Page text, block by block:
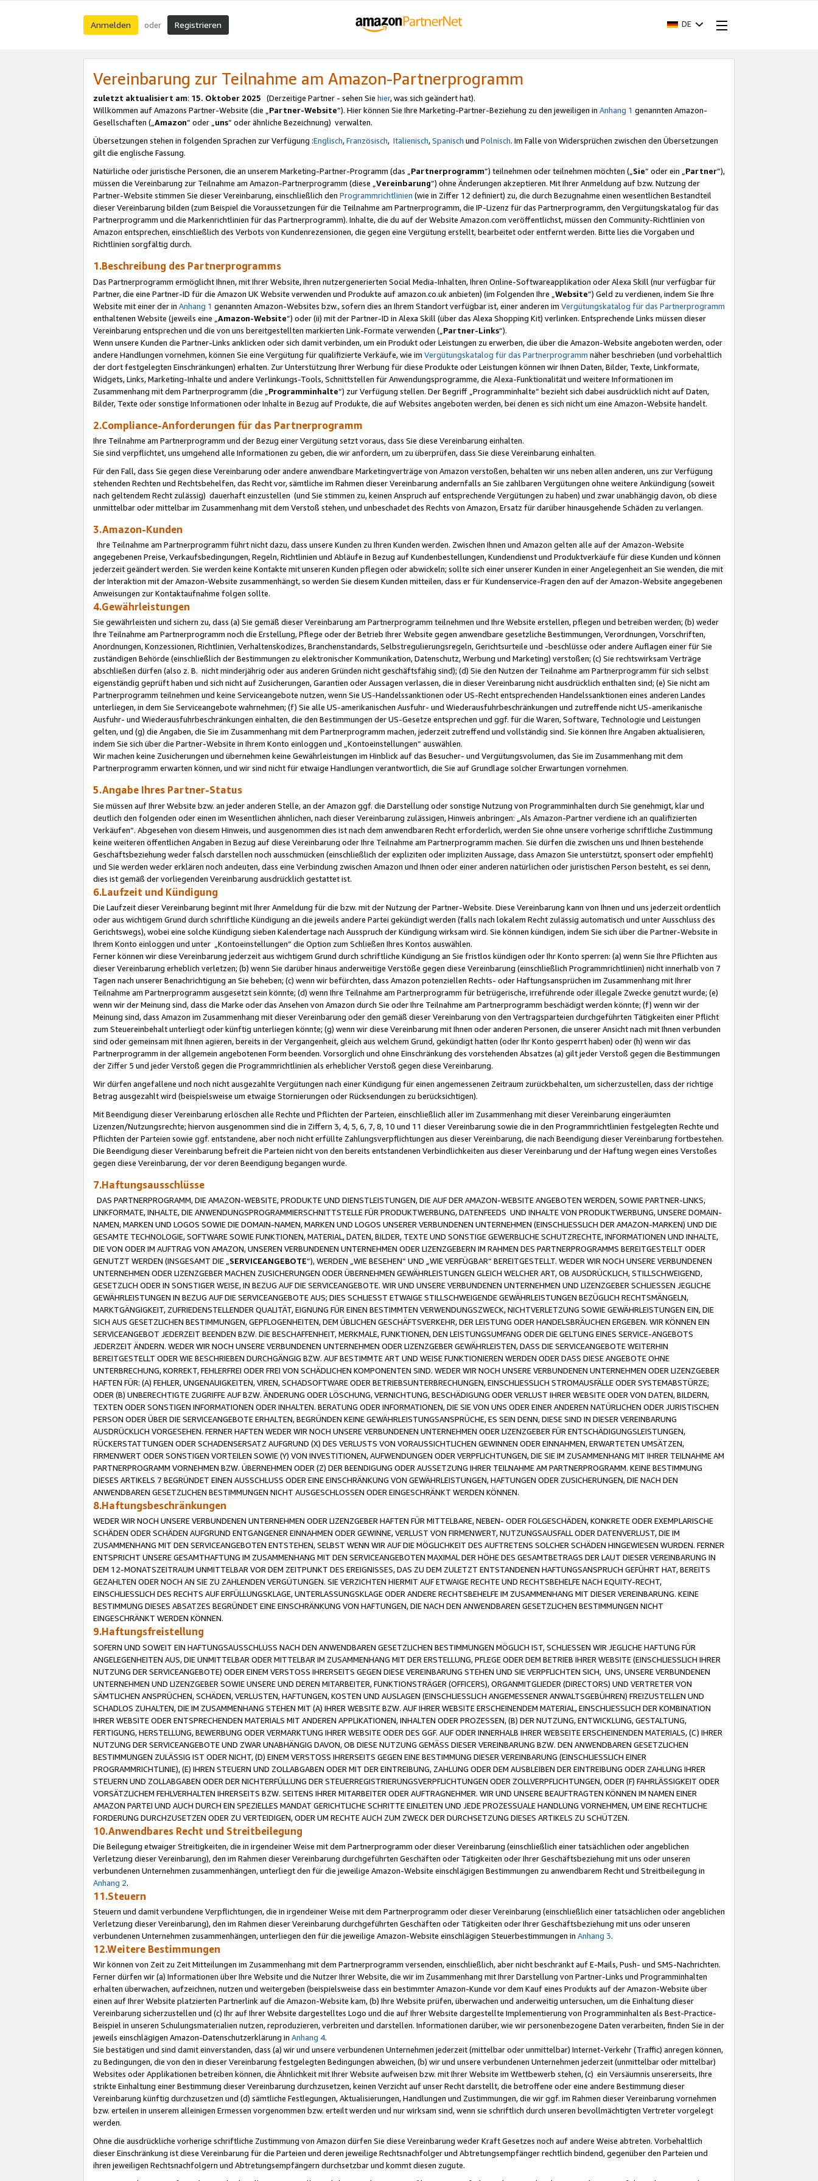
Anmelden oder Registrieren DE
Vereinbarung zur Teilnahme am Amazon-Partnerprogramm
zuletzt aktualisiert am: 15. Oktober 2025 (Derzeitige Partner - sehen Sie hier, was sich geändert hat).
Willkommen auf Amazons Partner-Website (die „Partner-Website“). Hier können Sie Ihre Marketing-Partner-Beziehung zu den jeweiligen in Anhang 1 genannten Amazon-
Gesellschaften („Amazon“ oder „uns“ oder ähnliche Bezeichnung) verwalten.
Übersetzungen stehen in folgenden Sprachen zur Verfügung :Englisch,Französisch, Italienisch,Spanisch und Polnisch. Im Falle von Widersprüchen zwischen den Übersetzungen
gilt die englische Fassung.
Natürliche oder juristische Personen, die an unserem Marketing-Partner-Programm (das „Partnerprogramm“) teilnehmen oder teilnehmen möchten („Sie“ oder ein „Partner“),
müssen die Vereinbarung zur Teilnahme am Amazon-Partnerprogramm (diese „Vereinbarung“) ohne Änderungen akzeptieren. Mit Ihrer Anmeldung auf bzw. Nutzung der
Partner-Website stimmen Sie dieser Vereinbarung, einschließlich den Programmrichtlinien (wie in Ziffer 12 definiert) zu, die durch Bezugnahme einen wesentlichen Bestandteil
dieser Vereinbarung bilden (zum Beispiel die Voraussetzungen für die Teilnahme am Partnerprogramm, die IP-Lizenz für das Partnerprogramm, den Vergütungskatalog für das
Partnerprogramm und die Markenrichtlinien für das Partnerprogramm). Inhalte, die du auf der Website Amazon.com veröffentlichst, müssen den Community-Richtlinien von
Amazon entsprechen, einschließlich des Verbots von Kundenrezensionen, die gegen eine Vergütung erstellt, bearbeitet oder entfernt werden. Bitte lies die Vorgaben und
Richtlinien sorgfältig durch.
1.Beschreibung des Partnerprogramms
Das Partnerprogramm ermöglicht Ihnen, mit Ihrer Website, Ihren nutzergenerierten Social Media-Inhalten, Ihren Online-Softwareapplikation oder Alexa Skill (nur verfügbar für
Partner, die eine Partner-ID für die Amazon UK Website verwenden und Produkte auf amazon.co.uk anbieten) (im Folgenden Ihre „ Website“) Geld zu verdienen, indem Sie Ihre
Website mit einer der in Anhang 1 genannten Amazon-Websites bzw., sofern dies an Ihrem Standort verfügbar ist, einer anderen im Vergütungskatalog für das Partnerprogramm
enthaltenen Website (jeweils eine „ Amazon-Website“) oder (ii) mit der Partner-ID in Alexa Skill (über das Alexa Shopping Kit) verlinken. Entsprechende Links müssen dieser
Vereinbarung entsprechen und die von uns bereitgestellten markierten Link-Formate verwenden („ Partner-Links“).
Wenn unsere Kunden die Partner-Links anklicken oder sich damit verbinden, um ein Produkt oder Leistungen zu erwerben, die über die Amazon-Website angeboten werden, oder
andere Handlungen vornehmen, können Sie eine Vergütung für qualifizierte Verkäufe, wie im Vergütungskatalog für das Partnerprogramm näher beschrieben (und vorbehaltlich
der dort festgelegten Einschränkungen) erhalten. Zur Unterstützung Ihrer Werbung für diese Produkte oder Leistungen können wir Ihnen Daten, Bilder, Texte, Linkformate,
Widgets, Links, Marketing-Inhalte und andere Verlinkungs-Tools, Schnittstellen für Anwendungsprogramme, die Alexa-Funktionalität und weitere Informationen im
Zusammenhang mit dem Partnerprogramm (die „ Programminhalte“) zur Verfügung stellen. Der Begriff „Programminhalte“ bezieht sich dabei ausdrücklich nicht auf Daten,
Bilder, Texte oder sonstige Informationen oder Inhalte in Bezug auf Produkte, die auf Websites angeboten werden, bei denen es sich nicht um eine Amazon-Website handelt.
2.Compliance-Anforderungen für das Partnerprogramm
Ihre Teilnahme am Partnerprogramm und der Bezug einer Vergütung setzt voraus, dass Sie diese Vereinbarung einhalten.
Sie sind verpflichtet, uns umgehend alle Informationen zu geben, die wir anfordern, um zu überprüfen, dass Sie diese Vereinbarung einhalten.
Für den Fall, dass Sie gegen diese Vereinbarung oder andere anwendbare Marketingverträge von Amazon verstoßen, behalten wir uns neben allen anderen, uns zur Verfügung
stehenden Rechten und Rechtsbehelfen, das Recht vor, sämtliche im Rahmen dieser Vereinbarung andernfalls an Sie zahlbaren Vergütungen ohne weitere Ankündigung (soweit
nach geltendem Recht zulässig) dauerhaft einzustellen (und Sie stimmen zu, keinen Anspruch auf entsprechende Vergütungen zu haben) und zwar unabhängig davon, ob diese
unmittelbar oder mittelbar im Zusammenhang mit dem Verstoß stehen, und unbeschadet des Rechts von Amazon, Ersatz für darüber hinausgehende Schäden zu verlangen.
3.Amazon-Kunden
Ihre Teilnahme am Partnerprogramm führt nicht dazu, dass unsere Kunden zu Ihren Kunden werden. Zwischen Ihnen und Amazon gelten alle auf der Amazon-Website
angegebenen Preise, Verkaufsbedingungen, Regeln, Richtlinien und Abläufe in Bezug auf Kundenbestellungen, Kundendienst und Produktverkäufe für diese Kunden und können
jederzeit geändert werden. Sie werden keine Kontakte mit unseren Kunden pflegen oder abwickeln; sollte sich einer unserer Kunden in einer Angelegenheit an Sie wenden, die mit
der Interaktion mit der Amazon-Website zusammenhängt, so werden Sie diesem Kunden mitteilen, dass er für Kundenservice-Fragen den auf der Amazon-Website angegebenen
Anweisungen zur Kontaktaufnahme folgen sollte.
4.Gewährleistungen
Sie gewährleisten und sichern zu, dass (a) Sie gemäß dieser Vereinbarung am Partnerprogramm teilnehmen und Ihre Website erstellen, pflegen und betreiben werden; (b) weder
Ihre Teilnahme am Partnerprogramm noch die Erstellung, Pflege oder der Betrieb Ihrer Website gegen anwendbare gesetzliche Bestimmungen, Verordnungen, Vorschriften,
Anordnungen, Konzessionen, Richtlinien, Verhaltenskodizes, Branchenstandards, Selbstregulierungsregeln, Gerichtsurteile und -beschlüsse oder andere Auflagen einer für Sie
zuständigen Behörde (einschließlich der Bestimmungen zu elektronischer Kommunikation, Datenschutz, Werbung und Marketing) verstoßen; (c) Sie rechtswirksam Verträge
abschließen dürfen (also z. B. nicht minderjährig oder aus anderen Gründen nicht geschäftsfähig sind); (d) Sie den Nutzen der Teilnahme am Partnerprogramm für sich selbst
eigenständig geprüft haben und sich nicht auf Zusicherungen, Garantien oder Aussagen verlassen, die in dieser Vereinbarung nicht ausdrücklich enthalten sind; (e) Sie nicht am
Partnerprogramm teilnehmen und keine Serviceangebote nutzen, wenn Sie US-Handelssanktionen oder US-Recht entsprechenden Handelssanktionen eines anderen Landes
unterliegen, in dem Sie Serviceangebote wahrnehmen; (f) Sie alle US-amerikanischen Ausfuhr- und Wiederausfuhrbeschränkungen und zutreffende nicht US-amerikanische
Ausfuhr- und Wiederausfuhrbeschränkungen einhalten, die den Bestimmungen der US-Gesetze entsprechen und ggf. für die Waren, Software, Technologie und Leistungen
gelten, und (g) die Angaben, die Sie im Zusammenhang mit dem Partnerprogramm machen, jederzeit zutreffend und vollständig sind. Sie können Ihre Angaben aktualisieren,
indem Sie sich über die Partner-Website in Ihrem Konto einloggen und „Kontoeinstellungen“ auswählen.
Wir machen keine Zusicherungen und übernehmen keine Gewährleistungen im Hinblick auf das Besucher- und Vergütungsvolumen, das Sie im Zusammenhang mit dem
Partnerprogramm erwarten können, und wir sind nicht für etwaige Handlungen verantwortlich, die Sie auf Grundlage solcher Erwartungen vornehmen.
5.Angabe Ihres Partner-Status
Sie müssen auf Ihrer Website bzw. an jeder anderen Stelle, an der Amazon ggf. die Darstellung oder sonstige Nutzung von Programminhalten durch Sie genehmigt, klar und
deutlich den folgenden oder einen im Wesentlichen ähnlichen, nach dieser Vereinbarung zulässigen, Hinweis anbringen: „Als Amazon-Partner verdiene ich an qualifizierten
Verkäufen“. Abgesehen von diesem Hinweis, und ausgenommen dies ist nach dem anwendbaren Recht erforderlich, werden Sie ohne unsere vorherige schriftliche Zustimmung
keine weiteren öffentlichen Angaben in Bezug auf diese Vereinbarung oder Ihre Teilnahme am Partnerprogramm machen. Sie dürfen die zwischen uns und Ihnen bestehende
Geschäftsbeziehung weder falsch darstellen noch ausschmücken (einschließlich der expliziten oder impliziten Aussage, dass Amazon Sie unterstützt, sponsert oder empfiehlt)
und Sie werden weder erklären noch andeuten, dass eine Verbindung zwischen Amazon und Ihnen oder einer anderen natürlichen oder juristischen Person besteht, es sei denn,
dies ist gemäß der vorliegenden Vereinbarung ausdrücklich gestattet ist.
6.Laufzeit und Kündigung
Die Laufzeit dieser Vereinbarung beginnt mit Ihrer Anmeldung für die bzw. mit der Nutzung der Partner-Website. Diese Vereinbarung kann von Ihnen und uns jederzeit ordentlich
oder aus wichtigem Grund durch schriftliche Kündigung an die jeweils andere Partei gekündigt werden (falls nach lokalem Recht zulässig automatisch und unter Ausschluss des
Gerichtswegs), wobei eine solche Kündigung sieben Kalendertage nach Ausspruch der Kündigung wirksam wird. Sie können kündigen, indem Sie sich über die Partner-Website in
Ihrem Konto einloggen und unter „Kontoeinstellungen“ die Option zum Schließen Ihres Kontos auswählen.
Ferner können wir diese Vereinbarung jederzeit aus wichtigem Grund durch schriftliche Kündigung an Sie fristlos kündigen oder Ihr Konto sperren: (a) wenn Sie Ihre Pflichten aus
dieser Vereinbarung erheblich verletzen; (b) wenn Sie darüber hinaus anderweitige Verstöße gegen diese Vereinbarung (einschließlich Programmrichtlinien) nicht innerhalb von 7
Tagen nach unserer Benachrichtigung an Sie beheben; (c) wenn wir befürchten, dass Amazon potenziellen Rechts- oder Haftungsansprüchen im Zusammenhang mit Ihrer
Teilnahme am Partnerprogramm ausgesetzt sein könnte; (d) wenn Ihre Teilnahme am Partnerprogramm für betrügerische, irreführende oder illegale Zwecke genutzt wurde; (e)
wenn wir der Meinung sind, dass die Marke oder das Ansehen von Amazon durch Sie oder Ihre Teilnahme am Partnerprogramm beschädigt werden könnte; (f) wenn wir der
Meinung sind, dass Amazon im Zusammenhang mit dieser Vereinbarung oder den gemäß dieser Vereinbarung von den Vertragsparteien durchgeführten Tätigkeiten einer Pflicht
zum Steuereinbehalt unterliegt oder künftig unterliegen könnte; (g) wenn wir diese Vereinbarung mit Ihnen oder anderen Personen, die unserer Ansicht nach mit Ihnen verbunden
sind oder gemeinsam mit Ihnen agieren, bereits in der Vergangenheit, gleich aus welchem Grund, gekündigt hatten (oder Ihr Konto gesperrt haben) oder (h) wenn wir das
Partnerprogramm in der allgemein angebotenen Form beenden. Vorsorglich und ohne Einschränkung des vorstehenden Absatzes (a) gilt jeder Verstoß gegen die Bestimmungen
der Ziffer 5 und jeder Verstoß gegen die Programmrichtlinien als erheblicher Verstoß gegen diese Vereinbarung.
Wir dürfen angefallene und noch nicht ausgezahlte Vergütungen nach einer Kündigung für einen angemessenen Zeitraum zurückbehalten, um sicherzustellen, dass der richtige
Betrag ausgezahlt wird (beispielsweise um etwaige Stornierungen oder Rücksendungen zu berücksichtigen).
Mit Beendigung dieser Vereinbarung erlöschen alle Rechte und Pflichten der Parteien, einschließlich aller im Zusammenhang mit dieser Vereinbarung eingeräumten
Lizenzen/Nutzungsrechte; hiervon ausgenommen sind die in Ziffern 3, 4, 5, 6, 7, 8, 10 und 11 dieser Vereinbarung sowie die in den Programmrichtlinien festgelegten Rechte und
Pflichten der Parteien sowie ggf. entstandene, aber noch nicht erfüllte Zahlungsverpflichtungen aus dieser Vereinbarung, die nach Beendigung dieser Vereinbarung fortbestehen.
Die Beendigung dieser Vereinbarung befreit die Parteien nicht von den bereits entstandenen Verbindlichkeiten aus dieser Vereinbarung und der Haftung wegen eines Verstoßes
gegen diese Vereinbarung, der vor deren Beendigung begangen wurde.
7.Haftungsausschlüsse
DAS PARTNERPROGRAMM, DIE AMAZON-WEBSITE, PRODUKTE UND DIENSTLEISTUNGEN, DIE AUF DER AMAZON-WEBSITE ANGEBOTEN WERDEN, SOWIE PARTNER-LINKS,
LINKFORMATE, INHALTE, DIE ANWENDUNGSPROGRAMMIERSCHNITTSTELLE FÜR PRODUKTWERBUNG, DATENFEEDS UND INHALTE VON PRODUKTWERBUNG, UNSERE DOMAIN-
NAMEN, MARKEN UND LOGOS SOWIE DIE DOMAIN-NAMEN, MARKEN UND LOGOS UNSERER VERBUNDENEN UNTERNEHMEN (EINSCHLIESSLICH DER AMAZON-MARKEN) UND DIE
GESAMTE TECHNOLOGIE, SOFTWARE SOWIE FUNKTIONEN, MATERIAL, DATEN, BILDER, TEXTE UND SONSTIGE GEWERBLICHE SCHUTZRECHTE, INFORMATIONEN UND INHALTE,
DIE VON ODER IM AUFTRAG VON AMAZON, UNSEREN VERBUNDENEN UNTERNEHMEN ODER LIZENZGEBERN IM RAHMEN DES PARTNERPROGRAMMS BEREITGESTELLT ODER
GENUTZT WERDEN (INSGESAMT DIE „ SERVICEANGEBOTE“), WERDEN „WIE BESEHEN“ UND „WIE VERFÜGBAR“ BEREITGESTELLT. WEDER WIR NOCH UNSERE VERBUNDENEN
UNTERNEHMEN ODER LIZENZGEBER MACHEN ZUSICHERUNGEN ODER ÜBERNEHMEN GEWÄHRLEISTUNGEN GLEICH WELCHER ART, OB AUSDRÜCKLICH, STILLSCHWEIGEND,
GESETZLICH ODER IN SONSTIGER WEISE, IN BEZUG AUF DIE SERVICEANGEBOTE. WIR UND UNSERE VERBUNDENEN UNTERNEHMEN UND LIZENZGEBER SCHLIESSEN JEGLICHE
GEWÄHRLEISTUNGEN IN BEZUG AUF DIE SERVICEANGEBOTE AUS; DIES SCHLIESST ETWAIGE STILLSCHWEIGENDE GEWÄHRLEISTUNGEN BEZÜGLICH RECHTSMÄNGELN,
MARKTGÄNGIGKEIT, ZUFRIEDENSTELLENDER QUALITÄT, EIGNUNG FÜR EINEN BESTIMMTEN VERWENDUNGSZWECK, NICHTVERLETZUNG SOWIE GEWÄHRLEISTUNGEN EIN, DIE
SICH AUS GESETZLICHEN BESTIMMUNGEN, GEPFLOGENHEITEN, DEM ÜBLICHEN GESCHÄFTSVERKEHR, DER LEISTUNG ODER HANDELSBRÄUCHEN ERGEBEN. WIR KÖNNEN EIN
SERVICEANGEBOT JEDERZEIT BEENDEN BZW. DIE BESCHAFFENHEIT, MERKMALE, FUNKTIONEN, DEN LEISTUNGSUMFANG ODER DIE GELTUNG EINES SERVICE-ANGEBOTS
JEDERZEIT ÄNDERN. WEDER WIR NOCH UNSERE VERBUNDENEN UNTERNEHMEN ODER LIZENZGEBER GEWÄHRLEISTEN, DASS DIE SERVICEANGEBOTE WEITERHIN
BEREITGESTELLT ODER WIE BESCHRIEBEN DURCHGÄNGIG BZW. AUF BESTIMMTE ART UND WEISE FUNKTIONIEREN WERDEN ODER DASS DIESE ANGEBOTE OHNE
UNTERBRECHUNG, KORREKT, FEHLERFREI ODER FREI VON SCHÄDLICHEN KOMPONENTEN SIND. WEDER WIR NOCH UNSERE VERBUNDENEN UNTERNEHMEN ODER LIZENZGEBER
HAFTEN FÜR: (A) FEHLER, UNGENAUIGKEITEN, VIREN, SCHADSOFTWARE ODER BETRIEBSUNTERBRECHUNGEN, EINSCHLIESSLICH STROMAUSFÄLLE ODER SYSTEMABSTÜRZE;
ODER (B) UNBERECHTIGTE ZUGRIFFE AUF BZW. ÄNDERUNG ODER LÖSCHUNG, VERNICHTUNG, BESCHÄDIGUNG ODER VERLUST IHRER WEBSITE ODER VON DATEN, BILDERN,
TEXTEN ODER SONSTIGEN INFORMATIONEN ODER INHALTEN. BERATUNG ODER INFORMATIONEN, DIE SIE VON UNS ODER EINER ANDEREN NATÜRLICHEN ODER JURISTISCHEN
PERSON ODER ÜBER DIE SERVICEANGEBOTE ERHALTEN, BEGRÜNDEN KEINE GEWÄHRLEISTUNGSANSPRÜCHE, ES SEIN DENN, DIESE SIND IN DIESER VEREINBARUNG
AUSDRÜCKLICH VORGESEHEN. FERNER HAFTEN WEDER WIR NOCH UNSERE VERBUNDENEN UNTERNEHMEN ODER LIZENZGEBER FÜR ENTSCHÄDIGUNGSLEISTUNGEN,
RÜCKERSTATTUNGEN ODER SCHADENSERSATZ AUFGRUND (X) DES VERLUSTS VON VORAUSSICHTLICHEN GEWINNEN ODER EINNAHMEN, ERWARTETEN UMSÄTZEN,
FIRMENWERT ODER SONSTIGEN VORTEILEN SOWIE (Y) VON INVESTITIONEN, AUFWENDUNGEN ODER VERPFLICHTUNGEN, DIE SIE IM ZUSAMMENHANG MIT IHRER TEILNAHME AM
PARTNERPROGRAMM VORNEHMEN BZW. ÜBERNEHMEN ODER (Z) DER BEENDIGUNG ODER AUSSETZUNG IHRER TEILNAHME AM PARTNERPROGRAMM. KEINE BESTIMMUNG
DIESES ARTIKELS 7 BEGRÜNDET EINEN AUSSCHLUSS ODER EINE EINSCHRÄNKUNG VON GEWÄHRLEISTUNGEN, HAFTUNGEN ODER ZUSICHERUNGEN, DIE NACH DEN
ANWENDBAREN GESETZLICHEN BESTIMMUNGEN NICHT AUSGESCHLOSSEN ODER EINGESCHRÄNKT WERDEN KÖNNEN.
8.Haftungsbeschränkungen
WEDER WIR NOCH UNSERE VERBUNDENEN UNTERNEHMEN ODER LIZENZGEBER HAFTEN FÜR MITTELBARE, NEBEN- ODER FOLGESCHÄDEN, KONKRETE ODER EXEMPLARISCHE
SCHÄDEN ODER SCHÄDEN AUFGRUND ENTGANGENER EINNAHMEN ODER GEWINNE, VERLUST VON FIRMENWERT, NUTZUNGSAUSFALL ODER DATENVERLUST, DIE IM
ZUSAMMENHANG MIT DEN SERVICEANGEBOTEN ENTSTEHEN, SELBST WENN WIR AUF DIE MÖGLICHKEIT DES AUFTRETENS SOLCHER SCHÄDEN HINGEWIESEN WURDEN. FERNER
ENTSPRICHT UNSERE GESAMTHAFTUNG IM ZUSAMMENHANG MIT DEN SERVICEANGEBOTEN MAXIMAL DER HÖHE DES GESAMTBETRAGS DER LAUT DIESER VEREINBARUNG IN
DEM 12-MONATSZEITRAUM UNMITTELBAR VOR DEM ZEITPUNKT DES EREIGNISSES, DAS ZU DEM ZULETZT ENTSTANDENEN HAFTUNGSANSPRUCH GEFÜHRT HAT, BEREITS
GEZAHLTEN ODER NOCH AN SIE ZU ZAHLENDEN VERGÜTUNGEN. SIE VERZICHTEN HIERMIT AUF ETWAIGE RECHTE UND RECHTSBEHELFE NACH EQUITY-RECHT,
EINSCHLIESSLICH DES RECHTS AUF ERFÜLLUNGSKLAGE, UNTERLASSUNGSKLAGE ODER ANDERE RECHTSBEHELFE IM ZUSAMMENHANG MIT DIESER VEREINBARUNG. KEINE
BESTIMMUNG DIESES ABSATZES BEGRÜNDET EINE EINSCHRÄNKUNG VON HAFTUNGEN, DIE NACH DEN ANWENDBAREN GESETZLICHEN BESTIMMUNGEN NICHT
EINGESCHRÄNKT WERDEN KÖNNEN.
9.Haftungsfreistellung
SOFERN UND SOWEIT EIN HAFTUNGSAUSSCHLUSS NACH DEN ANWENDBAREN GESETZLICHEN BESTIMMUNGEN MÖGLICH IST, SCHLIESSEN WIR JEGLICHE HAFTUNG FÜR
ANGELEGENHEITEN AUS, DIE UNMITTELBAR ODER MITTELBAR IM ZUSAMMENHANG MIT DER ERSTELLUNG, PFLEGE ODER DEM BETRIEB IHRER WEBSITE (EINSCHLIESSLICH IHRER
NUTZUNG DER SERVICEANGEBOTE) ODER EINEM VERSTOSS IHRERSEITS GEGEN DIESE VEREINBARUNG STEHEN UND SIE VERPFLICHTEN SICH, UNS, UNSERE VERBUNDENEN
UNTERNEHMEN UND LIZENZGEBER SOWIE UNSERE UND DEREN MITARBEITER, FUNKTIONSTRÄGER (OFFICERS), ORGANMITGLIEDER (DIRECTORS) UND VERTRETER VON
SÄMTLICHEN ANSPRÜCHEN, SCHÄDEN, VERLUSTEN, HAFTUNGEN, KOSTEN UND AUSLAGEN (EINSCHLIESSLICH ANGEMESSENER ANWALTSGEBÜHREN) FREIZUSTELLEN UND
SCHADLOS ZUHALTEN, DIE IM ZUSAMMENHANG STEHEN MIT (A) IHRER WEBSITE BZW. AUF IHRER WEBSITE ERSCHEINENDEM MATERIAL, EINSCHLIESSLICH DER KOMBINATION
IHRER WEBSITE ODER ENTSPRECHENDEN MATERIALS MIT ANDEREN APPLIKATIONEN, INHALTEN ODER PROZESSEN, (B) DER NUTZUNG, ENTWICKLUNG, GESTALTUNG,
FERTIGUNG, HERSTELLUNG, BEWERBUNG ODER VERMARKTUNG IHRER WEBSITE ODER DES GGF. AUF ODER INNERHALB IHRER WEBSEITE ERSCHEINENDEN MATERIALS, (C) IHRER
NUTZUNG DER SERVICEANGEBOTE UND ZWAR UNABHÄNGIG DAVON, OB DIESE NUTZUNG GEMÄSS DIESER VEREINBARUNG BZW. DEN ANWENDBAREN GESETZLICHEN
BESTIMMUNGEN ZULÄSSIG IST ODER NICHT, (D) EINEM VERSTOSS IHRERSEITS GEGEN EINE BESTIMMUNG DIESER VEREINBARUNG (EINSCHLIESSLICH EINER
PROGRAMMRICHTLINIE), (E) IHREN STEUERN UND ZOLLABGABEN ODER MIT DER EINTREIBUNG, ZAHLUNG ODER DEM AUSBLEIBEN DER EINTREIBUNG ODER ZAHLUNG IHRER
STEUERN UND ZOLLABGABEN ODER DER NICHTERFÜLLUNG DER STEUERREGISTRIERUNGSVERPFLICHTUNGEN ODER ZOLLVERPFLICHTUNGEN, ODER (F) FAHRLÄSSIGKEIT ODER
VORSÄTZLICHEM FEHLVERHALTEN IHRERSEITS BZW. SEITENS IHRER MITARBEITER ODER AUFTRAGNEHMER. WIR UND UNSERE BEAUFTRAGTEN KÖNNEN IM NAMEN EINER
AMAZON PARTEI UND AUCH DURCH EIN SPEZIELLES MANDAT GERICHTLICHE SCHRITTE EINLEITEN UND JEDE PROZESSUALE HANDLUNG VORNEHMEN, UM EINE RECHTLICHE
FORDERUNG DURCHZUSETZEN ODER ZU VERTEIDIGEN, ODER UM RECHTE AUCH ZUM ZWECK DER DURCHSETZUNG DIESES ARTIKELS ZU SCHÜTZEN.
10.Anwendbares Recht und Streitbeilegung
Die Beilegung etwaiger Streitigkeiten, die in irgendeiner Weise mit dem Partnerprogramm oder dieser Vereinbarung (einschließlich einer tatsächlichen oder angeblichen
Verletzung dieser Vereinbarung), den im Rahmen dieser Vereinbarung durchgeführten Geschäften oder Tätigkeiten oder Ihrer Geschäftsbeziehung mit uns oder unseren
verbundenen Unternehmen zusammenhängen, unterliegt den für die jeweilige Amazon-Website einschlägigen Bestimmungen zu anwendbarem Recht und Streitbeilegung in
Anhang 2.
11.Steuern
Steuern und damit verbundene Verpflichtungen, die in irgendeiner Weise mit dem Partnerprogramm oder dieser Vereinbarung (einschließlich einer tatsächlichen oder angeblichen
Verletzung dieser Vereinbarung), den im Rahmen dieser Vereinbarung durchgeführten Geschäften oder Tätigkeiten oder Ihrer Geschäftsbeziehung mit uns oder unseren
verbundenen Unternehmen zusammenhängen, unterliegen den für die jeweilige Amazon-Website einschlägigen Steuerbestimmungen in Anhang 3.
12.Weitere Bestimmungen
Wir können von Zeit zu Zeit Mitteilungen im Zusammenhang mit dem Partnerprogramm versenden, einschließlich, aber nicht beschränkt auf E-Mails, Push- und SMS-Nachrichten.
Ferner dürfen wir (a) Informationen über Ihre Website und die Nutzer Ihrer Website, die wir im Zusammenhang mit Ihrer Darstellung von Partner-Links und Programminhalten
erhalten überwachen, aufzeichnen, nutzen und weitergeben (beispielsweise dass ein bestimmter Amazon-Kunde vor dem Kauf eines Produkts auf der Amazon-Website über
einen auf Ihrer Website platzierten Partnerlink auf die Amazon-Website kam, (b) Ihre Website prüfen, überwachen und anderweitig untersuchen, um die Einhaltung dieser
Vereinbarung sicherzustellen und (c) Ihr auf Ihrer Website dargestelltes Logo und die auf Ihrer Website dargestellte Implementierung von Programminhalten als Best-Practice-
Beispiel in unseren Schulungsmaterialien nutzen, reproduzieren, verbreiten und darstellen. Informationen darüber, wie wir personenbezogene Daten verarbeiten, finden Sie in der
jeweils einschlägigen Amazon-Datenschutzerklärung in Anhang 4.
Sie bestätigen und sind damit einverstanden, dass (a) wir und unsere verbundenen Unternehmen jederzeit (mittelbar oder unmittelbar) Internet-Verkehr (Traffic) anregen können,
zu Bedingungen, die von den in dieser Vereinbarung festgelegten Bedingungen abweichen, (b) wir und unsere verbundenen Unternehmen jederzeit (unmittelbar oder mittelbar)
Websites oder Applikationen betreiben können, die Ähnlichkeit mit Ihrer Website aufweisen bzw. mit Ihrer Website im Wettbewerb stehen, (c) ein Versäumnis unsererseits, Ihre
strikte Einhaltung einer Bestimmung dieser Vereinbarung durchzusetzen, keinen Verzicht auf unser Recht darstellt, die betroffene oder eine andere Bestimmung dieser
Vereinbarung künftig durchzusetzen und (d) sämtliche Festlegungen, Aktualisierungen, Handlungen und Zustimmungen, die wir ggf. im Rahmen dieser Vereinbarung vornehmen
bzw. erteilen in unserem alleinigen Ermessen vorgenommen bzw. erteilt werden und nur wirksam sind, wenn sie schriftlich durch unseren bevollmächtigten Vertreter vorgelegt
werden.
Ohne die ausdrückliche vorherige schriftliche Zustimmung von Amazon dürfen Sie diese Vereinbarung weder Kraft Gesetzes noch auf andere Weise abtreten. Vorbehaltlich
dieser Einschränkung ist diese Vereinbarung für die Parteien und deren jeweilige Rechtsnachfolger und Abtretungsempfänger rechtlich bindend, gegenüber den Parteien und
ihren jeweiligen Rechtsnachfolgern und Abtretungsempfängern durchsetzbar und kommt diesen zugute.